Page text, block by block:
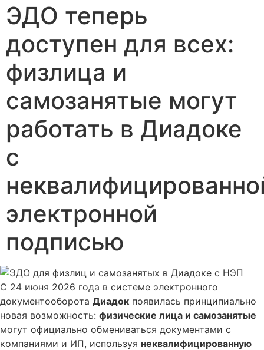
ЭДО теперь
доступен для всех:
физлица и
самозанятые могут
работать в Диадоке
с
электронной
подписью
С 24 июня 2026 года в системе электронного
документооборота Диадок появилась принципиально
новая возможность: физические лица и самозанятые
могут официально обмениваться документами с
компаниями и ИП, используя неквалифицированную